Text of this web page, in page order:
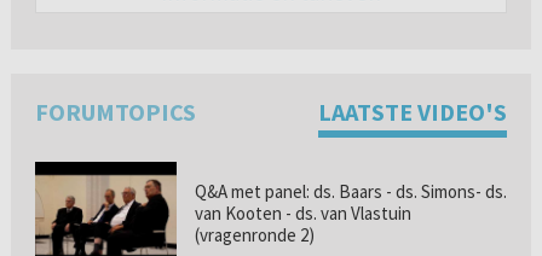
FORUMTOPICS LAATSTE VIDEO'S
Q&A met panel: ds. Baars - ds. Simons- ds.
van Kooten - ds. van Vlastuin
(vragenronde 2)